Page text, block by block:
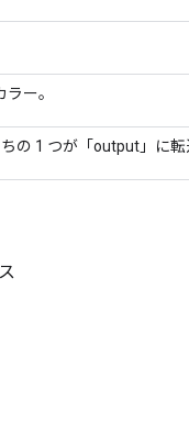
ー。
の 1 つが「output」に転